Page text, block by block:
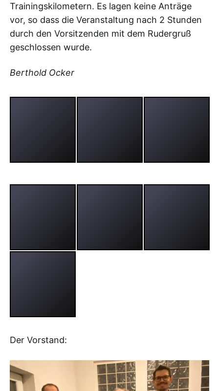
Trainingskilometern. Es lagen keine Anträge
vor, so dass die Veranstaltung nach 2 Stunden
durch den Vorsitzenden mit dem Rudergruß
geschlossen wurde.
Berthold Ocker
Der Vorstand: